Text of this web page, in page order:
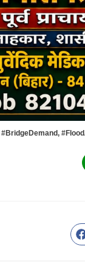
#BridgeDemand,